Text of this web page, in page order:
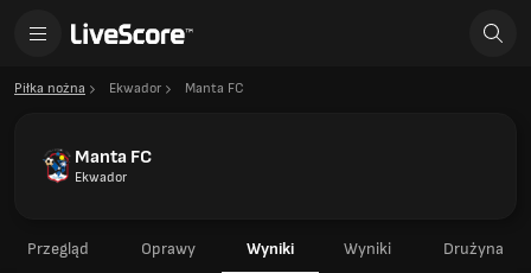
Piłka nożna Ekwador Manta FC
Manta FC
Ekwador
Przegląd Oprawy Wyniki Wyniki Drużyna